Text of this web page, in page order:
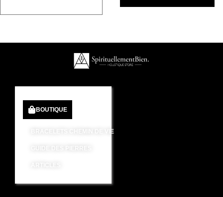
BOUTIQUE
BRACELETS CHEMIN DE VIE
GUIDE DES PIERRES